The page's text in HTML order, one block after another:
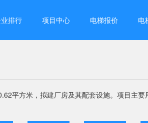
排行 项目中心 电梯报价 电
平方米，拟建厂房及其配套设施。项目主